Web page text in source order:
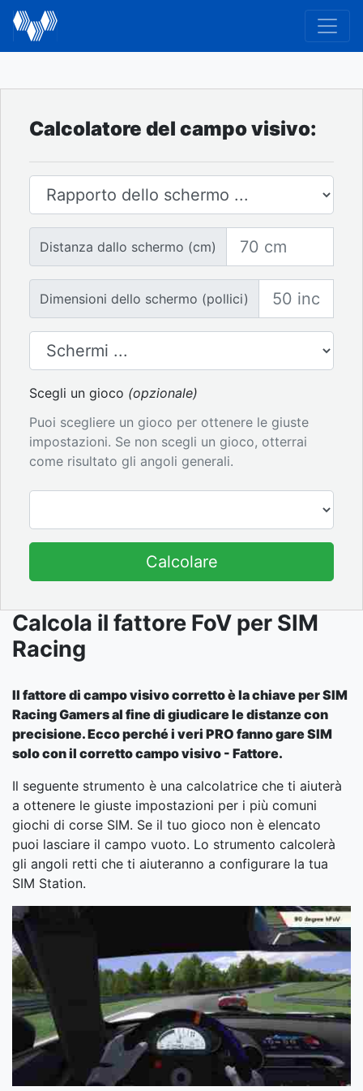
Calcolatore del campo visivo:
Rapporto dello schermo
Distanza dallo schermo (cm)
Dimensioni dello schermo (pollici)
Numero di schermi
Scegli un gioco (opzionale)
Puoi scegliere un gioco per ottenere le giuste
impostazioni. Se non scegli un gioco, otterrai
come risultato gli angoli generali.
Calcolare
Calcola il fattore FoV per SIM
Racing
Il fattore di campo visivo corretto è la chiave per SIM
Racing Gamers al fine di giudicare le distanze con
precisione. Ecco perché i veri PRO fanno gare SIM
solo con il corretto campo visivo - Fattore.
Il seguente strumento è una calcolatrice che ti aiuterà
a ottenere le giuste impostazioni per i più comuni
giochi di corse SIM. Se il tuo gioco non è elencato
puoi lasciare il campo vuoto. Lo strumento calcolerà
gli angoli retti che ti aiuteranno a configurare la tua
SIM Station.